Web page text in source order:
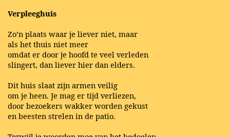
Verpleeghuis
Zo’n plaats waar je liever niet, maar
als het thuis niet meer
omdat er door je hoofd te veel verleden
slingert, dan liever hier dan elders.
Dit huis slaat zijn armen veilig
om je heen. Je mag er tijd verliezen,
door bezoekers wakker worden gekust
en beesten strelen in de patio.